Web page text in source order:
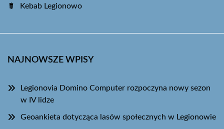
Kebab Legionowo
NAJNOWSZE WPISY
Legionovia Domino Computer rozpoczyna nowy sezon
w IV lidze
Geoankieta dotycząca lasów społecznych w Legionowie